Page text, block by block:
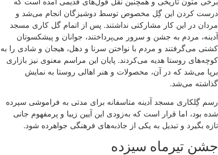
درست کردن این گِل مخصوص توسط دوشیزگان انجام می‌شد و
مردان در این کار مشارکتی نداشتند. پس از اتمام گل کاری مسجد
آدینه، مردم به جشن و سرور می‌پرداختند، جوانان و پیشکسوتان
کشتی می‌گرفتند و مردم با نواختن سرنا و دهل، هیجان و شادی را به
کوچه‌های روستا هدیه می‌کردند. پایان این مراسم معنوی نیز بازاری
برپا می‌شد که در آن، محصولات و هنر اهالی روستا به نمایش
گذاشته می‌شد.
رسم گِلکاری مسجد آدینه متاسفانه برای مدتی به فراموشی سپرده
شده بود، اما قرار است که به‌زودی این آیین زیبا و پرمفهوم جانی
تازه بگیرد و تبدیل به یکی از جاذبه‌های فرهنگی جواهرده شود.
جشن تیرماه سیزده